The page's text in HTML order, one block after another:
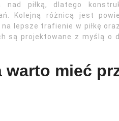
nad piłką, dlatego
Kolejną różnicą jest
lepsze trafienie w piłkę
są projektowane z myślą o
warto mieć